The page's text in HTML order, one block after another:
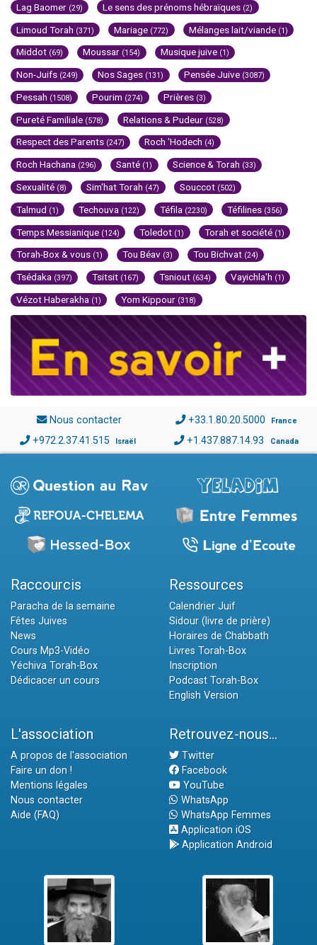
Lag Baomer (29) Le sens des prénoms hébraïques (2)
Limoud Torah (371) Mariage (772) Mélanges lait/viande (1)
Middot (69) Moussar (154) Musique juive (1)
Non-Juifs (249) Nos Sages (131) Pensée Juive (3087)
Pessah (1508) Pourim (274) Prières (3)
Pureté Familiale (578) Relations & Pudeur (528)
Respect des Parents (247) Roch 'Hodech (4)
Roch Hachana (296) Santé (1) Science & Torah (33)
Sexualité (8) Sim'hat Torah (47) Souccot (502)
Talmud (1) Techouva (122) Téfila (2230) Téfilines (356)
Temps Messianique (124) Toledot (1) Torah et société (1)
Torah-Box & vous (1) Tou Béav (3) Tou Bichvat (24)
Tsédaka (397) Tsitsit (167) Tsniout (634) Vayichla'h (1)
Vézot Haberakha (1) Yom Kippour (318)
Nous contacter +33.1.80.20.5000 France
+972.2.37.41.515 Israël +1.437.887.14.93 Canada
Raccourcis
Paracha de la semaine
Fêtes Juives
News
Cours Mp3-Vidéo
Yéchiva Torah-Box
Dédicacer un cours
Ressources
Calendrier Juif
Sidour (livre de prière)
Horaires de Chabbath
Livres Torah-Box
Inscription
Podcast Torah-Box
English Version
L'association
A propos de l'association
Faire un don !
Mentions légales
Nous contacter
Aide (FAQ)
Retrouvez-nous...
Twitter
Facebook
YouTube
WhatsApp
WhatsApp Femmes
Application iOS
Application Android